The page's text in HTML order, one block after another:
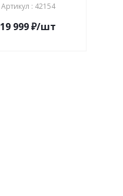
Артикул : 42154
19 999₽/шт